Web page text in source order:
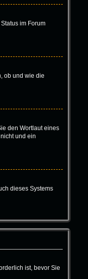
im Forum
ob und wie die
den Wortlaut eines
und ein
dieses Systems
ist, bevor Sie